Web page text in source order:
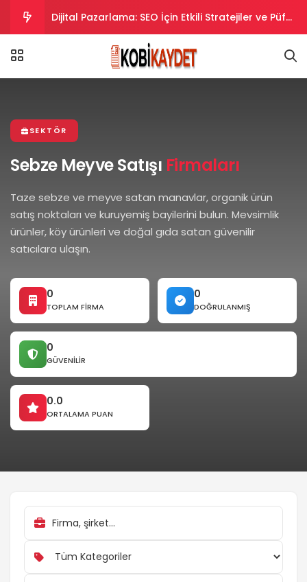
Dijital Pazarlama: SEO İçin Etkili Stratejiler ve Püf
Dijital Pazarlama Stratejileri: SEO İpuçları ve
İçerikler Oluşturma
Dijital Pazarlama Stratejileriyle SEO’da Yükselin.
Dijital Pazarlama ve SEO Uyumlu İpuçları ve
SEKTÖR
Sebze Meyve Satışı Firmaları
Taze sebze ve meyve satan manavlar, organik ürün
satış noktaları ve kuruyemiş bayilerini bulun. Mevsimlik
ürünler, köy ürünleri ve doğal gıda satan güvenilir
satıcılara ulaşın.
0
TOPLAM FIRMA
0
DOĞRULANMIŞ
0
GÜVENILIR
0.0
ORTALAMA PUAN